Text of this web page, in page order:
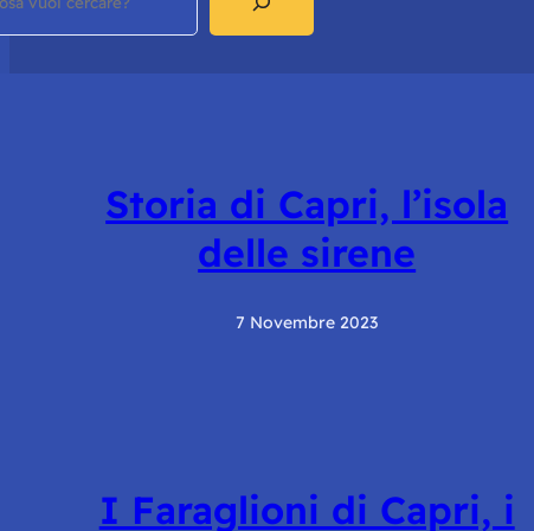
Storia di Capri, l’isola
delle sirene
7 Novembre 2023
I Faraglioni di Capri, i